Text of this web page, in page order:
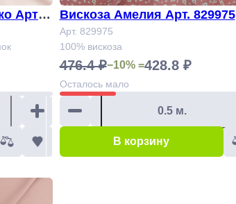
Арт.8
Вискоза Амелия Арт. 829975
Арт. 829975
100% вискоза
476.4 ₽−10% =428.8 ₽
Осталось мало
В корзину